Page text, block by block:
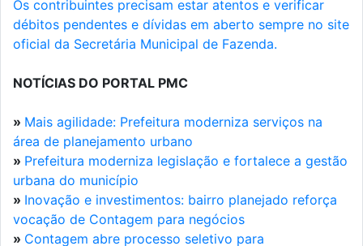
Os contribuintes precisam estar atentos e verificar
débitos pendentes e dívidas em aberto sempre no site
oficial da Secretária Municipal de Fazenda.
NOTÍCIAS DO PORTAL PMC
» Mais agilidade: Prefeitura moderniza serviços na
área de planejamento urbano
» Prefeitura moderniza legislação e fortalece a gestão
urbana do município
» Inovação e investimentos: bairro planejado reforça
vocação de Contagem para negócios
» Contagem abre processo seletivo para